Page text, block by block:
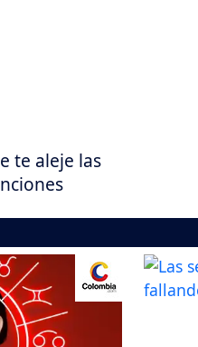
te aleje las